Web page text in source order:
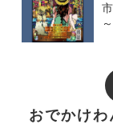
おでかけ